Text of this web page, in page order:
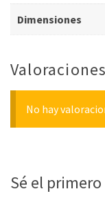
Dimensiones
Valoraciones
No hay
Sé el primero